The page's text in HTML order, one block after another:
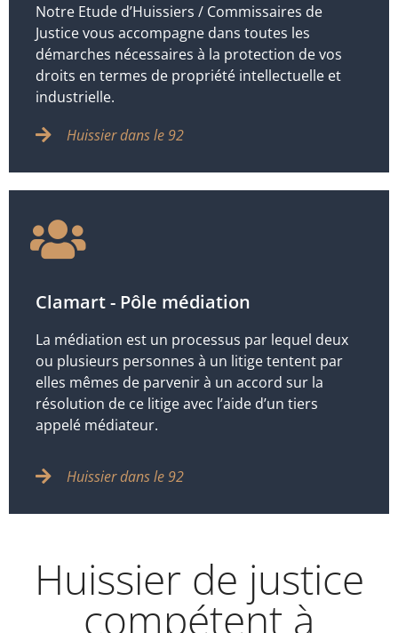
Notre Etude d’Huissiers / Commissaires de
Justice vous accompagne dans toutes les
démarches nécessaires à la protection de vos
droits en termes de propriété intellectuelle et
industrielle.
Huissier dans le 92
Clamart - Pôle médiation
La médiation est un processus par lequel deux
ou plusieurs personnes à un litige tentent par
elles mêmes de parvenir à un accord sur la
résolution de ce litige avec l’aide d’un tiers
appelé médiateur.
Huissier dans le 92
Huissier de justice
compétent à